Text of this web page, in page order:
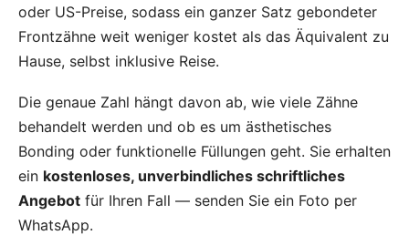
oder US-Preise, sodass ein ganzer Satz gebondeter
Frontzähne weit weniger kostet als das Äquivalent zu
Hause, selbst inklusive Reise.
Die genaue Zahl hängt davon ab, wie viele Zähne
behandelt werden und ob es um ästhetisches
Bonding oder funktionelle Füllungen geht. Sie erhalten
ein kostenloses, unverbindliches schriftliches
Angebot für Ihren Fall — senden Sie ein Foto per
WhatsApp.